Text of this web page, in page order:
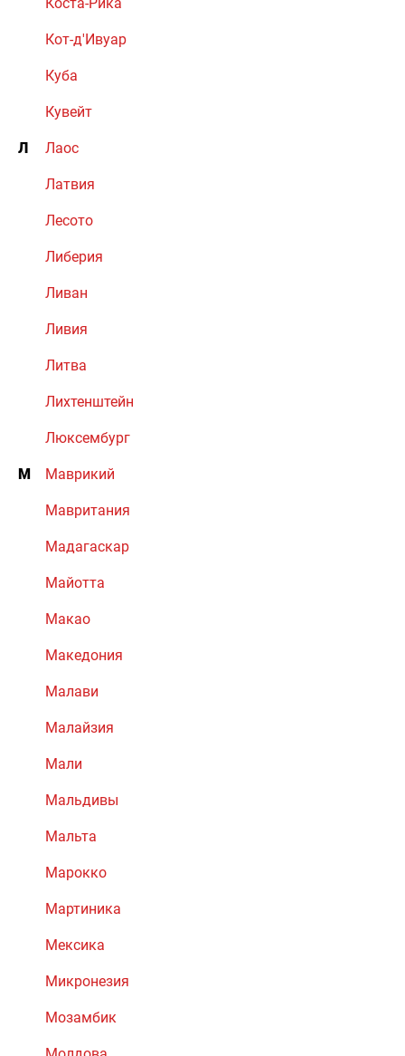
Кот-д'Ивуар
Куба
Кувейт
Л Лаос
Латвия
Лесото
Либерия
Ливан
Ливия
Литва
Лихтенштейн
Люксембург
М Маврикий
Мавритания
Мадагаскар
Майотта
Макао
Македония
Малави
Малайзия
Мали
Мальдивы
Мальта
Марокко
Мартиника
Мексика
Микронезия
Мозамбик